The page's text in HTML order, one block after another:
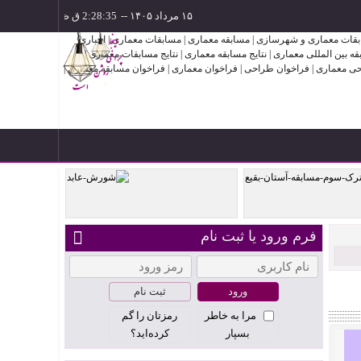
۱۵ مرداد ۱۴۰۵ --
شورش عابدفرم ورود یا ثبت نام
ثبت نام
مرا به خاطر
بسپار
رمزتان را گم
کرده‌اید؟